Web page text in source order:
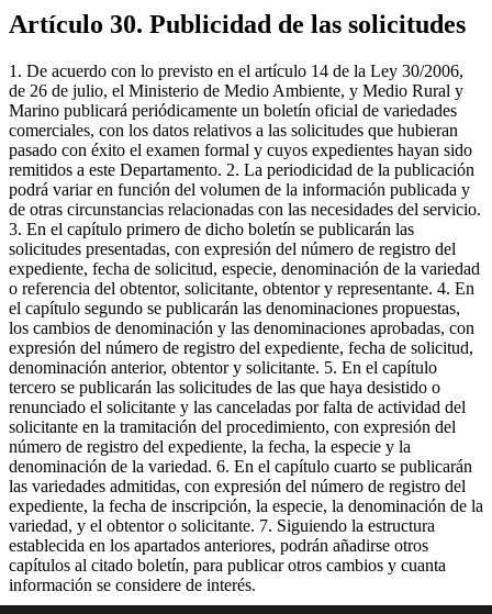
Artículo 30. Publicidad de las solicitudes
1. De acuerdo con lo previsto en el artículo 14 de la Ley 30/2006,
de 26 de julio, el Ministerio de Medio Ambiente, y Medio Rural y
Marino publicará periódicamente un boletín oficial de variedades
comerciales, con los datos relativos a las solicitudes que hubieran
pasado con éxito el examen formal y cuyos expedientes hayan sido
remitidos a este Departamento. 2. La periodicidad de la publicación
podrá variar en función del volumen de la información publicada y
de otras circunstancias relacionadas con las necesidades del servicio.
3. En el capítulo primero de dicho boletín se publicarán las
solicitudes presentadas, con expresión del número de registro del
expediente, fecha de solicitud, especie, denominación de la variedad
o referencia del obtentor, solicitante, obtentor y representante. 4. En
el capítulo segundo se publicarán las denominaciones propuestas,
los cambios de denominación y las denominaciones aprobadas, con
expresión del número de registro del expediente, fecha de solicitud,
denominación anterior, obtentor y solicitante. 5. En el capítulo
tercero se publicarán las solicitudes de las que haya desistido o
renunciado el solicitante y las canceladas por falta de actividad del
solicitante en la tramitación del procedimiento, con expresión del
número de registro del expediente, la fecha, la especie y la
denominación de la variedad. 6. En el capítulo cuarto se publicarán
las variedades admitidas, con expresión del número de registro del
expediente, la fecha de inscripción, la especie, la denominación de la
variedad, y el obtentor o solicitante. 7. Siguiendo la estructura
establecida en los apartados anteriores, podrán añadirse otros
capítulos al citado boletín, para publicar otros cambios y cuanta
información se considere de interés.